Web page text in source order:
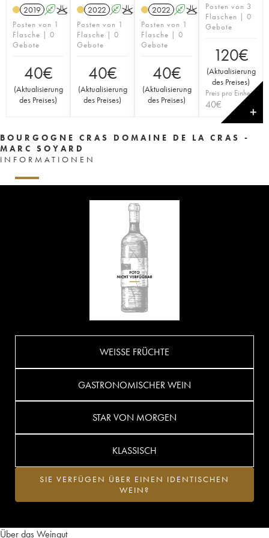
2019 AK
Posten von 1
Flasche | 0
Gebote
40€
(Aktualisierung
des Preises)
2022 AK
Posten von 1
Flasche | 0
Gebote
40€
(Aktualisierung
des Preises)
2022 AK
Posten von 1
Flasche | 0
Gebote
40€
(Aktualisierung
des Preises)
Posten von 3
Flaschen | 0
Gebote
120€
(Aktualisierung
des Preises)
Preis pro Einheit
40€
✕
BOURGOGNE CRAS DOMAINE DE LA CRAS -
MARC SOYARD
INFORMATIONEN
Über das Weingut
WEISSE FRÜCHTE
GASTRONOMISCHER WEIN
STAR VON MORGEN
KLASSISCH
SIE VERFÜGEN ÜBER EINEN IDENTISCHEN
WEIN?